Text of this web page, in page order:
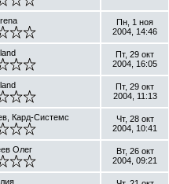
Пн, 1 ноя
2004, 14:46
Пт, 29 окт
2004, 16:05
Пт, 29 окт
2004, 11:13
Кард-Системс
Чт, 28 окт
2004, 10:41
Олег
Вт, 26 окт
2004, 09:21